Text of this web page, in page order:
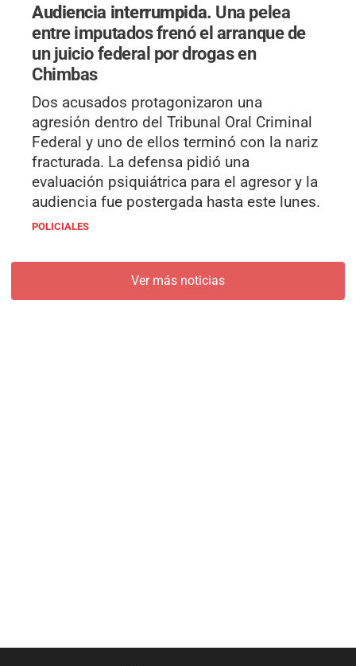
Audiencia interrumpida. Una pelea
entre imputados frenó el arranque de
un juicio federal por drogas en
Chimbas
Dos acusados protagonizaron una
agresión dentro del Tribunal Oral Criminal
Federal y uno de ellos terminó con la nariz
fracturada. La defensa pidió una
evaluación psiquiátrica para el agresor y la
audiencia fue postergada hasta este lunes.
POLICIALES
Ver más noticias